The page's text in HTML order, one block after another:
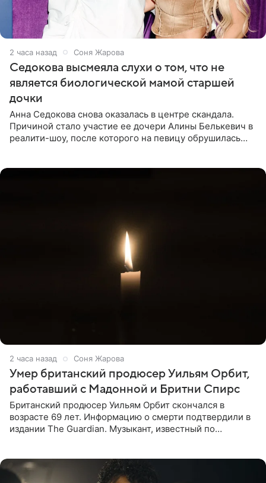
2 часа назад Соня Жарова
Седокова высмеяла слухи о том, что не
является биологической мамой старшей
дочки
Анна Седокова снова оказалась в центре скандала.
Причиной стало участие ее дочери Алины Белькевич в
реалити-шоу, после которого на певицу обрушилась
2 часа назад Соня Жарова
Умер британский продюсер Уильям Орбит,
работавший с Мадонной и Бритни Спирс
Британский продюсер Уильям Орбит скончался в
возрасте 69 лет. Информацию о смерти подтвердили в
издании The Guardian. Музыкант, известный по